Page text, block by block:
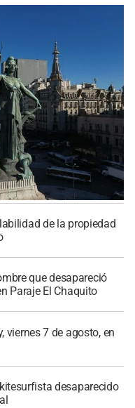
de la propiedad
que desapareció
Paraje El Chaquito
viernes 7 de agosto, en
desaparecido